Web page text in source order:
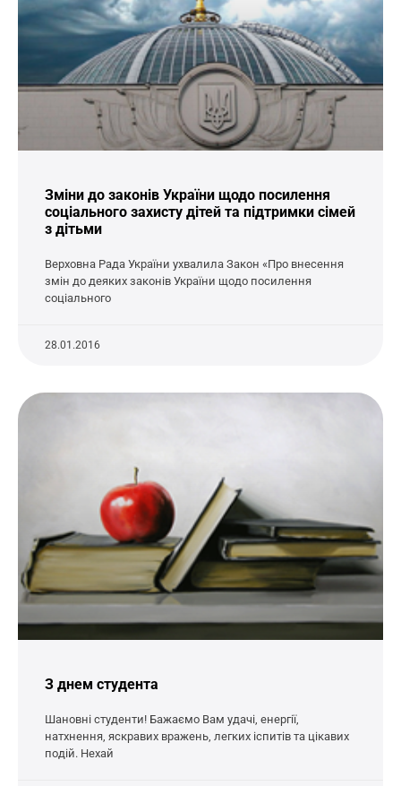
Зміни до законів України щодо посилення
соціального захисту дітей та підтримки сімей
з дітьми
Верховна Рада України ухвалила Закон «Про внесення
змін до деяких законів України щодо посилення
соціального
28.01.2016
З днем студента
Шановні студенти! Бажаємо Вам удачі, енергії,
натхнення, яскравих вражень, легких іспитів та цікавих
подій. Нехай